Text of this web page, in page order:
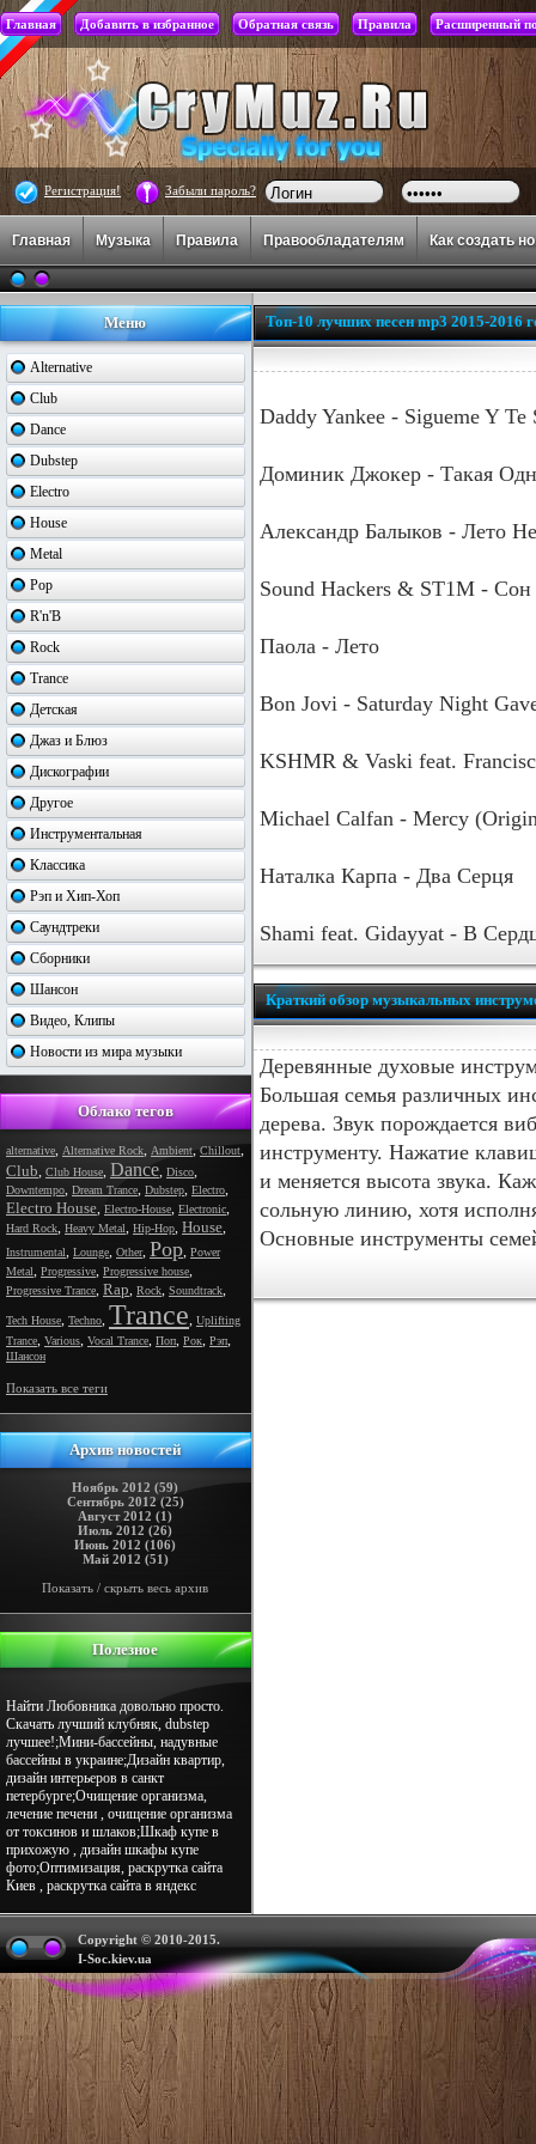
Главная Добавить в избранное Обратная связь Правила Расширенный
Регистрация! Забыли пароль?
Главная Музыка Правила Правообладателям Как создать
Меню
Alternative
Club
Dance
Dubstep
Electro
House
Metal
Pop
R'n'B
Rock
Trance
Детская
Джаз и Блюз
Дискографии
Другое
Инструментальная
Классика
Рэп и Хип-Хоп
Саундтреки
Сборники
Шансон
Видео, Клипы
Новости из мира музыки
Облако тегов
alternative, Alternative Rock, Ambient, Chillout,
Club, Club House, Dance, Disco,
Downtempo, Dream Trance, Dubstep, Electro,
Electro House, Electro-House, Electronic,
Hard Rock, Heavy Metal, Hip-Hop, House,
Instrumental, Lounge, Other, Pop, Power
Metal, Progressive, Progressive house,
Progressive Trance, Rap, Rock, Soundtrack,
Tech House, Techno, Trance, Uplifting
Trance, Various, Vocal Trance, Поп, Рок, Рэп,
Шансон
Показать все теги
Архив новостей
Ноябрь 2012 (59)
Сентябрь 2012 (25)
Август 2012 (1)
Июль 2012 (26)
Июнь 2012 (106)
Май 2012 (51)
Показать / скрыть весь архив
Полезное
Найти Любовника довольно просто.
Скачать лучший клубняк, dubstep
лучшее!;Мини-бассейны, надувные
бассейны в украине;Дизайн квартир,
дизайн интерьеров в санкт
петербурге;Очищение организма,
лечение печени , очищение организма
от токсинов и шлаков;Шкаф купе в
прихожую , дизайн шкафы купе
фото;Оптимизация, раскрутка сайта
Киев , раскрутка сайта в яндекс
Топ-10 лучших песен mp3 2015-2016
Daddy Yankee - Sigueme Y Te
Доминик Джокер - Такая
Александр Балыков - Лето
Sound Hackers & ST1M -
Паола - Лето
Bon Jovi - Saturday Night
KSHMR & Vaski feat.
Michael Calfan - Mercy
Наталка Карпа - Два Серця
Shami feat. Gidayyat - В
Краткий обзор музыкальных
Деревянные духовые
Большая семья различных
дерева. Звук порождается
инструменту. Нажатие
и меняется высота звука.
сольную линию, хотя
Основные инструменты
Copyright © 2010-2015.
I-Soc.kiev.ua